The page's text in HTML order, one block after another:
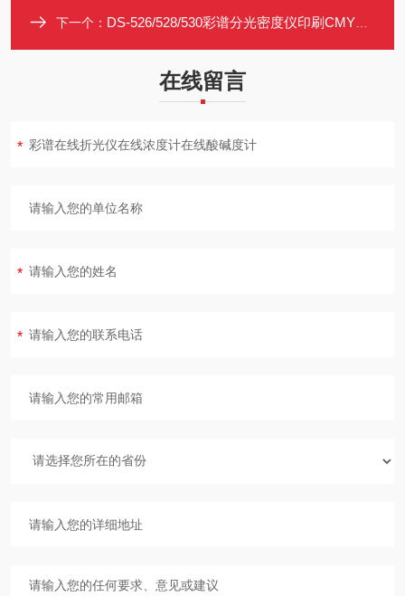
下一个： DS-526/528/530彩谱分光密度仪印刷CMYK胶印丝印便携式
在线留言